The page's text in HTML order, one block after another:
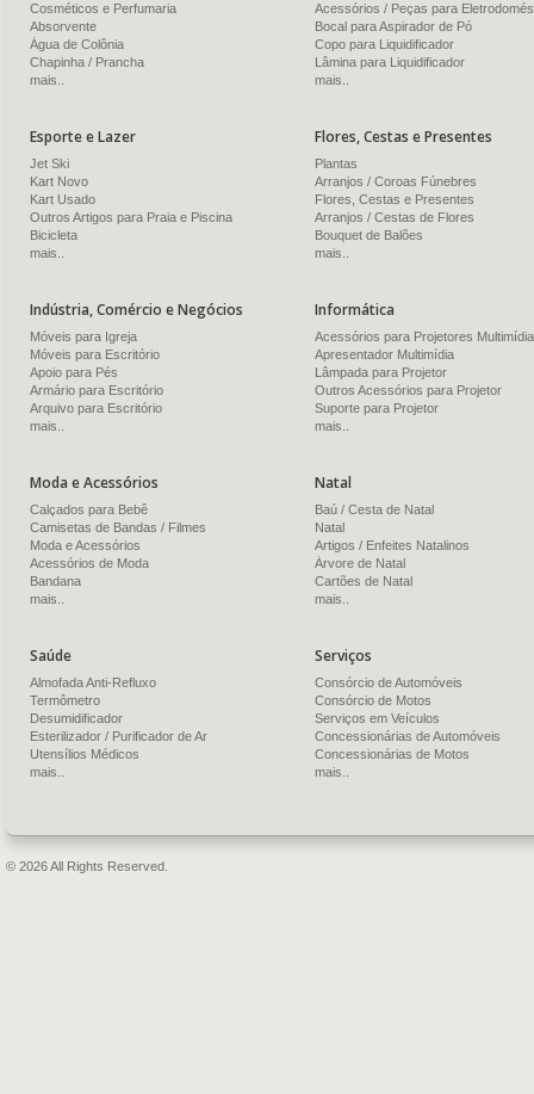
Cosméticos e Perfumaria
Absorvente
Água de Colônia
Chapinha / Prancha
mais..
Acessórios / Peças para
Bocal para Aspirador de Pó
Copo para Liquidificador
Lâmina para Liquidificador
mais..
Esporte e Lazer
Jet Ski
Kart Novo
Kart Usado
Outros Artigos para Praia e Piscina
Bicicleta
mais..
Flores, Cestas e Presentes
Plantas
Arranjos / Coroas Fúnebres
Flores, Cestas e Presentes
Arranjos / Cestas de Flores
Bouquet de Balões
mais..
Indústria, Comércio e Negócios
Móveis para Igreja
Móveis para Escritório
Apoio para Pés
Armário para Escritório
Arquivo para Escritório
mais..
Informática
Acessórios para Projetores Multimídia
Apresentador Multimídia
Lâmpada para Projetor
Outros Acessórios para Projetor
Suporte para Projetor
mais..
Moda e Acessórios
Calçados para Bebê
Camisetas de Bandas / Filmes
Moda e Acessórios
Acessórios de Moda
Bandana
mais..
Natal
Baú / Cesta de Natal
Natal
Artigos / Enfeites Natalinos
Árvore de Natal
Cartões de Natal
mais..
Saúde
Almofada Anti-Refluxo
Termômetro
Desumidificador
Esterilizador / Purificador de Ar
Utensílios Médicos
mais..
Serviços
Consórcio de Automóveis
Consórcio de Motos
Serviços em Veículos
Concessionárias de Automóveis
Concessionárias de Motos
mais..
© 2026 All Rights Reserved.